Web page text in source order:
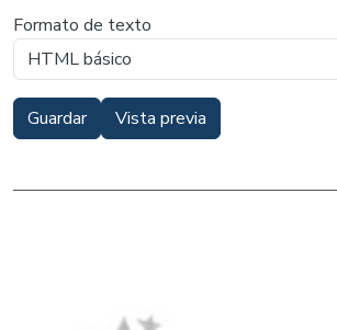
Formato de texto
Guardar Vista previa